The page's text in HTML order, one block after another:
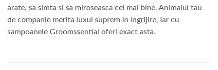
arate, sa simta si sa miroseasca cel mai bine. Animalul tau
de companie merita luxul suprem in ingrijire, iar cu
sampoanele Groomssential oferi exact asta.